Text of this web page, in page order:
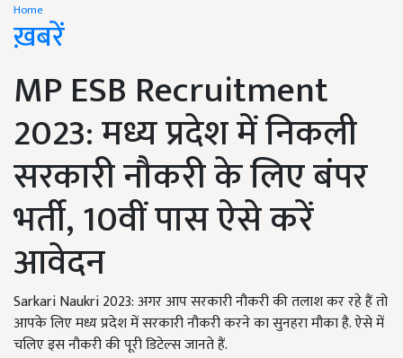
Home
ख़बरें
MP ESB Recruitment
2023: मध्य प्रदेश में निकली
सरकारी नौकरी के लिए बंपर
भर्ती, 10वीं पास ऐसे करें
आवेदन
Sarkari Naukri 2023: अगर आप सरकारी नौकरी की तलाश कर रहे हैं तो
आपके लिए मध्य प्रदेश में सरकारी नौकरी करने का सुनहरा मौका है. ऐसे में
चलिए इस नौकरी की पूरी डिटेल्स जानते हैं.